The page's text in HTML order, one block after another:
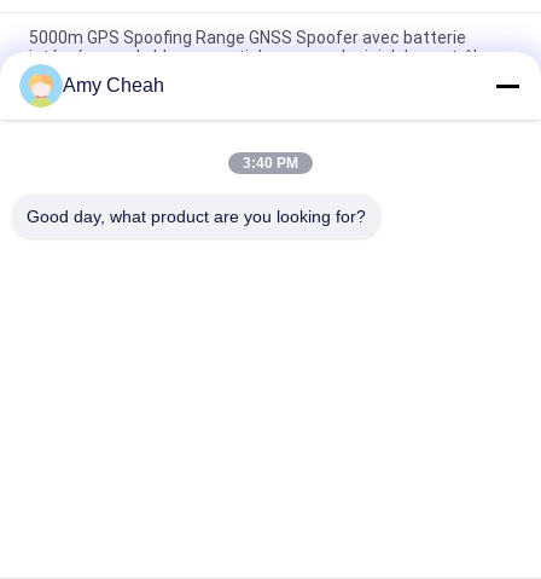
5000m GPS Spoofing Range GNSS Spoofer avec batterie
intégrée pour le blocage anti drone avec logiciel de contrôle
UAV-J2020 série 160MHz 230W Système de détection du
spectre contre UAV
6 canaux 3000m Système de spoofing GPS pour UAV anti
Amy Cheah
3:40 PM
Good day, what product are you looking for?